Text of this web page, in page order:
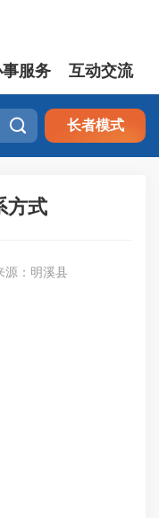
事服务 互动交流
 长者模式
方式
源：明溪县